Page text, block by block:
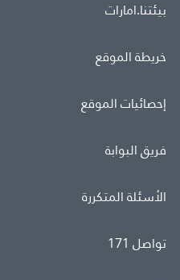
بيئتنا.امارات
خريطة الموقع
إحصائيات الموقع
فريق البوابة
الأسئلة المتكررة
تواصل 171